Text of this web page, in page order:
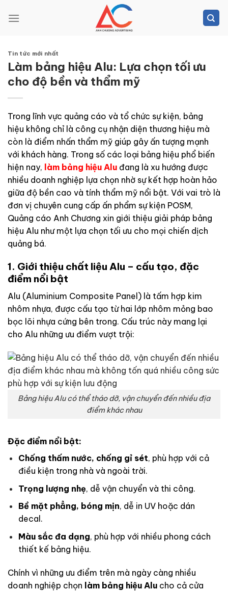
Tin tức mới nhất
Làm bảng hiệu Alu: Lựa chọn tối ưu
cho độ bền và thẩm mỹ
Trong lĩnh vực quảng cáo và tổ chức sự kiện, bảng
hiệu không chỉ là công cụ nhận diện thương hiệu mà
còn là điểm nhấn thẩm mỹ giúp gây ấn tượng mạnh
với khách hàng. Trong số các loại bảng hiệu phổ biến
hiện nay, làm bảng hiệu Alu đang là xu hướng được
nhiều doanh nghiệp lựa chọn nhờ sự kết hợp hoàn hảo
giữa độ bền cao và tính thẩm mỹ nổi bật. Với vai trò là
đơn vị chuyên cung cấp ấn phẩm sự kiện POSM,
Quảng cáo Anh Chương xin giới thiệu giải pháp bảng
hiệu Alu như một lựa chọn tối ưu cho mọi chiến dịch
quảng bá.
1. Giới thiệu chất liệu Alu – cấu tạo, đặc
điểm nổi bật
Alu (Aluminium Composite Panel) là tấm hợp kim
nhôm nhựa, được cấu tạo từ hai lớp nhôm mỏng bao
bọc lõi nhựa cứng bên trong. Cấu trúc này mang lại
cho Alu những ưu điểm vượt trội:
Bảng hiệu Alu có thể tháo dỡ, vận chuyển đến nhiều địa
điểm khác nhau
Đặc điểm nổi bật:
Chống thấm nước, chống gỉ sét, phù hợp với cả
điều kiện trong nhà và ngoài trời.
Trọng lượng nhẹ, dễ vận chuyển và thi công.
Bề mặt phẳng, bóng mịn, dễ in UV hoặc dán
decal.
Màu sắc đa dạng, phù hợp với nhiều phong cách
thiết kế bảng hiệu.
Chính vì những ưu điểm trên mà ngày càng nhiều
doanh nghiệp chọn làm bảng hiệu Alu cho cả cửa